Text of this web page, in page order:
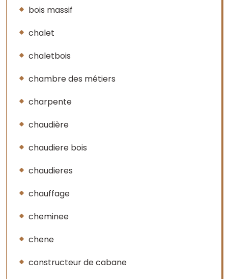
bois massif
chalet
chaletbois
chambre des métiers
charpente
chaudière
chaudiere bois
chaudieres
chauffage
cheminee
chene
constructeur de cabane